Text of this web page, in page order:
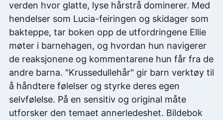
verden hvor glatte, lyse hårstrå dominerer. Med
hendelser som Lucia-feiringen og skidager som
bakteppe, tar boken opp de utfordringene Ellie
møter i barnehagen, og hvordan hun navigerer
de reaksjonene og kommentarene hun får fra de
andre barna. "Krussedullehår" gir barn verktøy til
å håndtere følelser og styrke deres egen
selvfølelse. På en sensitiv og original måte
utforsker den temaet annerledeshet. Bildebok